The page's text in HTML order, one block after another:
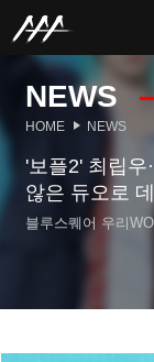
NEWS
HOME NEWS
'보플2' 최립우
않은 듀오로
블루스퀘어 우리